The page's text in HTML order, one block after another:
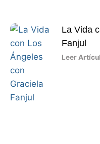
La Vida
Fanjul
Leer